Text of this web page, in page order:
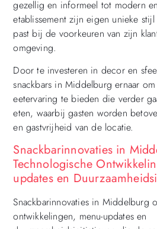
gezellig en informeel tot modern
etablissement zijn eigen unieke
past bij de voorkeuren van zijn
omgeving.
Door te investeren in decor en
snackbars in Middelburg ernaar
eetervaring te bieden die verder
eten, waarbij gasten worden
en gastvrijheid van de locatie.
Snackbarinnovaties in
Technologische
updates en
Snackbarinnovaties in Middelburg
ontwikkelingen, menu-updates en